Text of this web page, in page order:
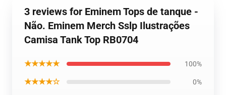
3 reviews for Eminem Tops de tanque -
Não. Eminem Merch Sslp Ilustrações
Camisa Tank Top RB0704
★★★★★ 100%
★★★★☆ 0%